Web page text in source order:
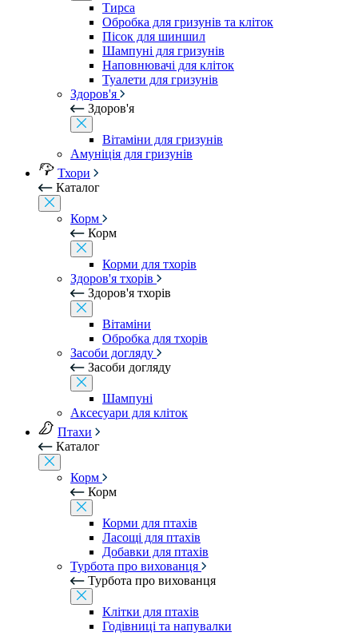
Тирса
Обробка для гризунів та кліток
Пісок для шиншил
Шампуні для гризунів
Наповнювачі для кліток
Туалети для гризунів
Здоров'я
Здоров'я
Вітаміни для гризунів
Амуніція для гризунів
Тхори
Каталог
Корм
Корм
Корми для тхорів
Здоров'я тхорів
Здоров'я тхорів
Вітаміни
Обробка для тхорів
Засоби догляду
Засоби догляду
Шампуні
Аксесуари для кліток
Птахи
Каталог
Корм
Корм
Корми для птахів
Ласощі для птахів
Добавки для птахів
Турбота про вихованця
Турбота про вихованця
Клітки для птахів
Годівниці та напувалки